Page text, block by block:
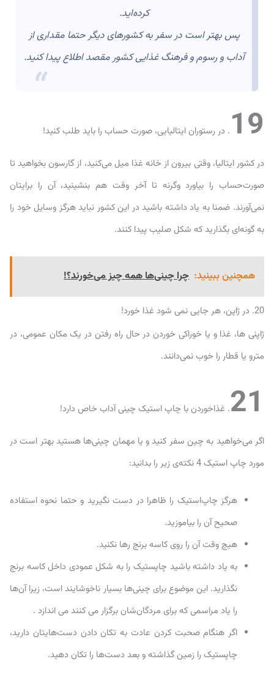
کرده‌اید.
پس بهتر است در سفر به کشورهای دیگر حتما مقداری از
آداب و رسوم و فرهنگ غذایی کشور مقصد اطلاع پیدا کنید.
19 . در رستوران ایتالیایی، صورت حساب را باید طلب کنید!
در کشور ایتالیا، وقتی بیرون از خانه غذا میل می‌کنید، از گارسون بخواهید تا
صورت‌حساب را بیاورد وگرنه تا آخر وقت هم بنشینید، آن را برایتان
نمی‌آورند. ضمنا به یاد داشته باشید در این کشور نباید هرگز وسایل خود را
به گونه‌ای بگذارید که شکل صلیب پیدا کنند.
همچنین ببینید: چرا چینی‌ها همه چیز می‌خورند؟!
20. در ژاپن، هر جایی نمی شود غذا خورد!
ژاپنی ها، غذا و یا خوراکی خوردن در حال راه رفتن در یک مکان عمومی، در
مترو یا قطار را خوب نمی‌دانند.
21. غذاخوردن با چاپ استیک چینی آداب خاص دارد!
اگر می‌خواهید به چین سفر کنید و یا مهمان چینی‌ها هستید بهتر است در
مورد چاپ استیک 4 نکته‌ی زیر را بدانید:
هرگز چاپ‌استیک را ظاهرا در دست نگیرید و حتما نحوه استفاده
صحیح آن را بیاموزید.
هیچ وقت آن را روی کاسه برنج رها نکنید.
به یاد داشته باشید چاپستیک را به شکل عمودی داخل کاسه برنج
نگذارید. این موضوع برای چینی‌ها بسیار ناخوشایند است، زیرا آن‌ها
را یاد مراسمی که برای مردگان‌شان برگزار می کنند می اندازد .
اگر هنگام صحبت کردن عادت به تکان دادن دست‌هایتان دارید،
چاپستیک را زمین گذاشته و بعد دست‌ها را تکان دهید.